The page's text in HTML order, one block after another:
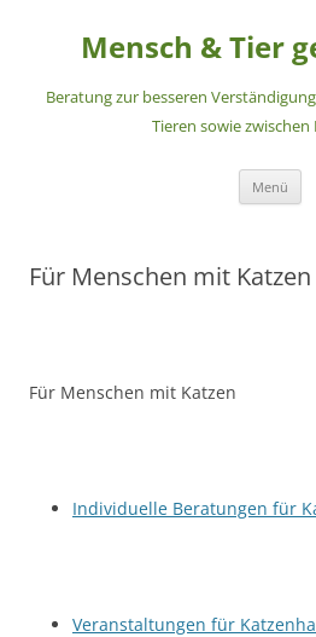
springenMensch & Tier
Beratung zur besseren
Tieren sowie zwischen
Menü
Für Menschen mit Katzen
Für Menschen mit Katzen
Individuelle Beratungen für
Veranstaltungen für